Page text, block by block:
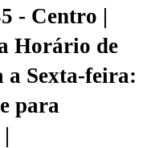
- Centro |
Horário de
a Sexta-feira:
para